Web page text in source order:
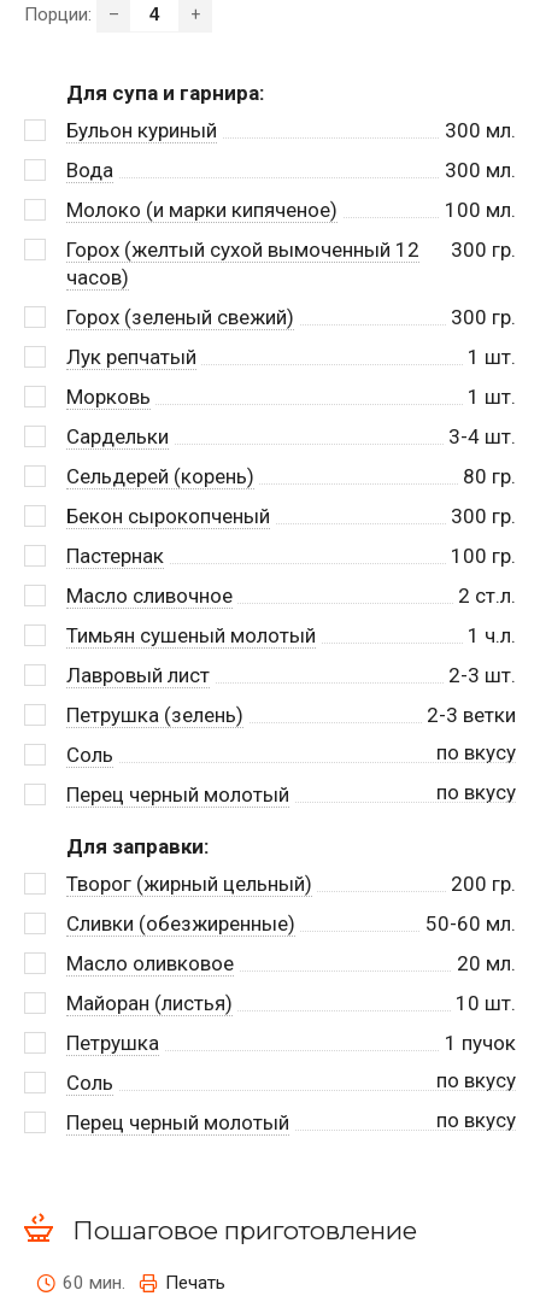
Порции: – +
Для супа и гарнира:
Бульон куриный
300 мл.
Вода
300 мл.
Молоко (и марки кипяченое)
100 мл.
Горох (желтый сухой вымоченный 12
часов)
300 гр.
Горох (зеленый свежий) 300 гр.
Лук репчатый
1 шт.
Морковь
1 шт.
Сардельки
3-4 шт.
Сельдерей (корень)
80 гр.
Бекон сырокопченый
300 гр.
Пастернак
100 гр.
Масло сливочное
2 ст.л.
Тимьян сушеный молотый
1 ч.л.
Лавровый лист
2-3 шт.
Петрушка (зелень)
2-3 ветки
Соль
по вкусу
Перец черный молотый
по вкусу
Для заправки:
Творог (жирный цельный)
200 гр.
Сливки (обезжиренные)
50-60 мл.
Масло оливковое
20 мл.
Майоран (листья)
10 шт.
Петрушка
1 пучок
Соль
по вкусу
Перец черный молотый
по вкусу
Пошаговое приготовление
60 мин. Печать